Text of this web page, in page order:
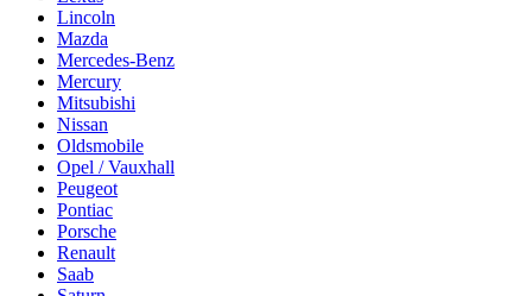
Lincoln
Mazda
Mercedes-Benz
Mercury
Mitsubishi
Nissan
Oldsmobile
Opel / Vauxhall
Peugeot
Pontiac
Porsche
Renault
Saab